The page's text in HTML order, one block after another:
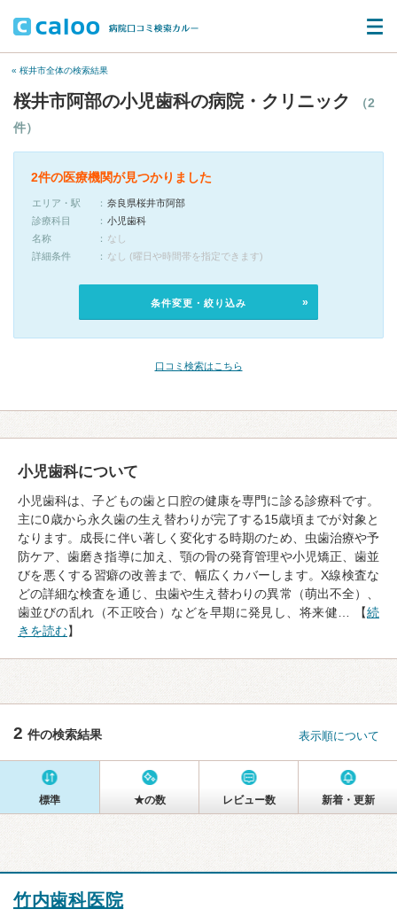
« 桜井市全体の検索結果
桜井市阿部の小児歯科の病院・クリニック
（2
件）
2件の医療機関が見つかりました
エリア・駅
奈良県桜井市阿部
診療科目
小児歯科
名称
なし
詳細条件
なし (曜日や時間帯を指定できます)
条件変更・絞り込み
口コミ検索はこちら
小児歯科について
小児歯科は、子どもの歯と口腔の健康を専門に診る診療科です。
主に0歳から永久歯の生え替わりが完了する15歳頃までが対象と
なります。成長に伴い著しく変化する時期のため、虫歯治療や予
防ケア、歯磨き指導に加え、顎の骨の発育管理や小児矯正、歯並
びを悪くする習癖の改善まで、幅広くカバーします。X線検査な
どの詳細な検査を通じ、虫歯や生え替わりの異常（萌出不全）、
歯並びの乱れ（不正咬合）などを早期に発見し、将来健… 【続
きを読む】
2 件の検索結果 表示順について
標準 ★の数 レビュー数 新着・更新
竹内歯科医院